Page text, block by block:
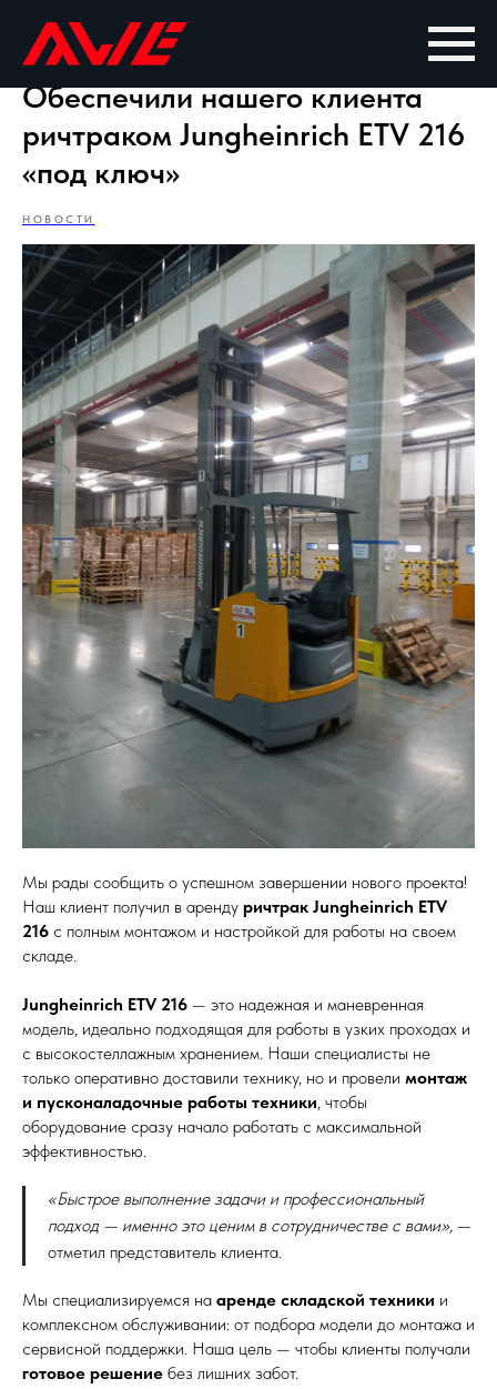
Обеспечили нашего клиента
ричтраком Jungheinrich ETV 216
«под ключ»
НОВОСТИ
Мы рады сообщить о успешном завершении нового проекта!
Наш клиент получил в аренду ричтрак Jungheinrich ETV
216 с полным монтажом и настройкой для работы на своем
складе.
Jungheinrich ETV 216 — это надежная и маневренная
модель, идеально подходящая для работы в узких проходах и
с высокостеллажным хранением. Наши специалисты не
только оперативно доставили технику, но и провели монтаж
и пусконаладочные работы техники, чтобы
оборудование сразу начало работать с максимальной
эффективностью.
«Быстрое выполнение задачи и профессиональный
подход — именно это ценим в сотрудничестве с вами», —
отметил представитель клиента.
Мы специализируемся на аренде складской техники и
комплексном обслуживании: от подбора модели до монтажа и
сервисной поддержки. Наша цель — чтобы клиенты получали
готовое решение без лишних забот.